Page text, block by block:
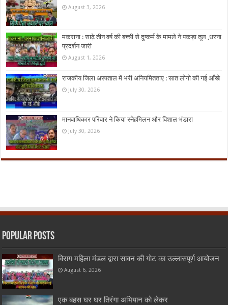
August 3, 2026
मकराना : साढ़े तीन वर्ष की बच्ची से दुष्कर्म के मामले ने पकड़ा तूल ,धरना
प्रदर्शन जारी
August 1, 2026
राजकीय जिला अस्पताल में भरी अनियमितताए : सात लोगो की गई आँखे
July 30, 2026
मानवाधिकार परिवार ने किया स्नेहमिलन और विशाल भंडारा
July 30, 2026
Popular Posts
विराग महिला मंडल द्वारा सावन की गोट का उल्लासपूर्ण आयोजन
August 6, 2026
एक बहस घर घर तिरंगा अभियान को लेकर